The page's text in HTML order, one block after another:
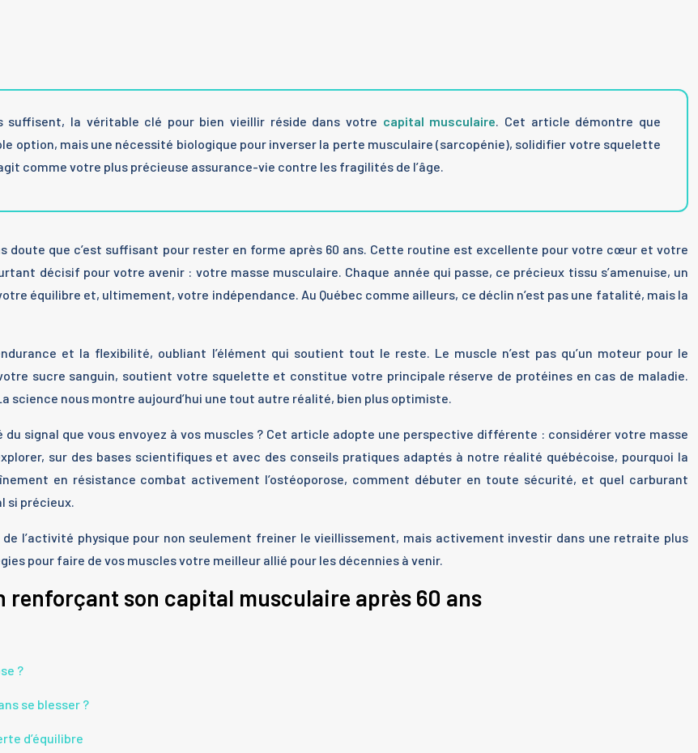
suffisent, la véritable clé pour bien vieillir réside dans votre capital musculaire. Cet article démontre que
option, mais une nécessité biologique pour inverser la perte musculaire (sarcopénie), solidifier votre squelette
comme votre plus précieuse assurance-vie contre les fragilités de l’âge.
doute que c’est suffisant pour rester en forme après 60 ans. Cette routine est excellente pour votre cœur et votre
décisif pour votre avenir : votre masse musculaire. Chaque année qui passe, ce précieux tissu s’amenuise, un
équilibre et, ultimement, votre indépendance. Au Québec comme ailleurs, ce déclin n’est pas une fatalité, mais la
et la flexibilité, oubliant l’élément qui soutient tout le reste. Le muscle n’est pas qu’un moteur pour le
sucre sanguin, soutient votre squelette et constitue votre principale réserve de protéines en cas de maladie.
science nous montre aujourd’hui une tout autre réalité, bien plus optimiste.
signal que vous envoyez à vos muscles ? Cet article adopte une perspective différente : considérer votre masse
sur des bases scientifiques et avec des conseils pratiques adaptés à notre réalité québécoise, pourquoi la
en résistance combat activement l’ostéoporose, comment débuter en toute sécurité, et quel carburant
si précieux.
l’activité physique pour non seulement freiner le vieillissement, mais activement investir dans une retraite plus
pour faire de vos muscles votre meilleur allié pour les décennies à venir.
renforçant son capital musculaire après 60 ans
?
se blesser ?
d’équilibre